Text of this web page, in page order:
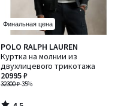
Финальная цена
POLO RALPH LAUREN
Куртка на молнии из
двухлицевого трикотажа
32300 ₽-35%
20995 ₽
4,5
/ 5